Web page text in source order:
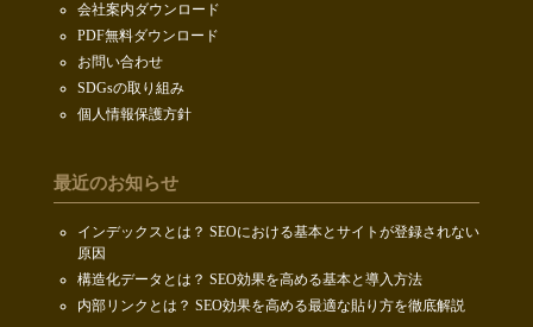
会社案内ダウンロード
PDF無料ダウンロード
お問い合わせ
SDGsの取り組み
個人情報保護方針
最近のお知らせ
インデックスとは？ SEOにおける基本とサイトが登録されない
原因
構造化データとは？ SEO効果を高める基本と導入方法
内部リンクとは？ SEO効果を高める最適な貼り方を徹底解説